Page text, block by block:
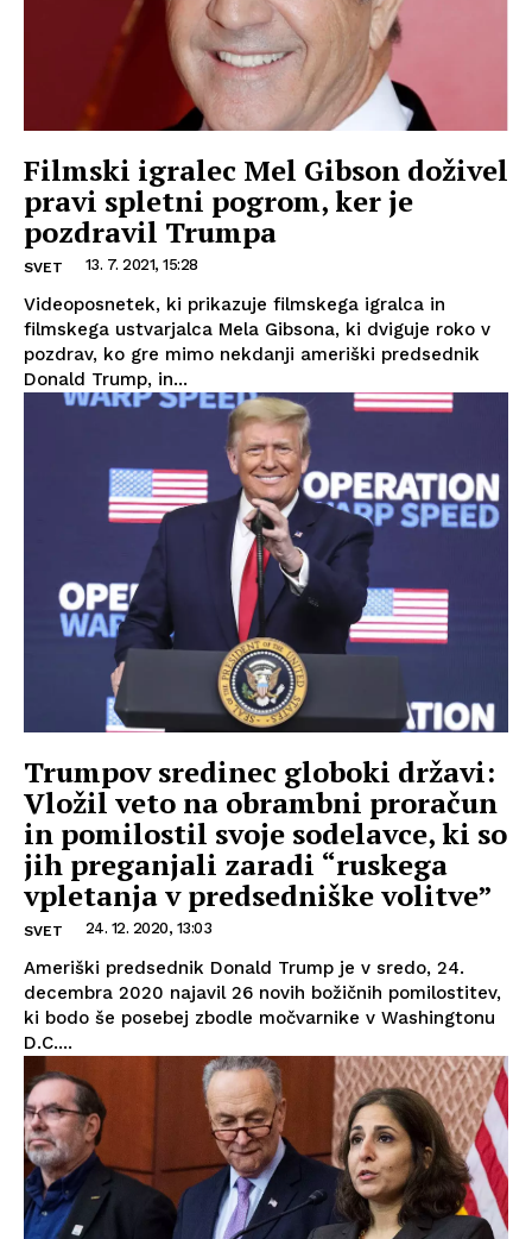
Filmski igralec Mel Gibson doživel
pravi spletni pogrom, ker je
pozdravil Trumpa
SVET 13. 7. 2021, 15:28
Videoposnetek, ki prikazuje filmskega igralca in
filmskega ustvarjalca Mela Gibsona, ki dviguje roko v
pozdrav, ko gre mimo nekdanji ameriški predsednik
Donald Trump, in...
Trumpov sredinec globoki državi:
Vložil veto na obrambni proračun
in pomilostil svoje sodelavce, ki so
jih preganjali zaradi “ruskega
vpletanja v predsedniške volitve”
SVET 24. 12. 2020, 13:03
Ameriški predsednik Donald Trump je v sredo, 24.
decembra 2020 najavil 26 novih božičnih pomilostitev,
ki bodo še posebej zbodle močvarnike v Washingtonu
D.C....